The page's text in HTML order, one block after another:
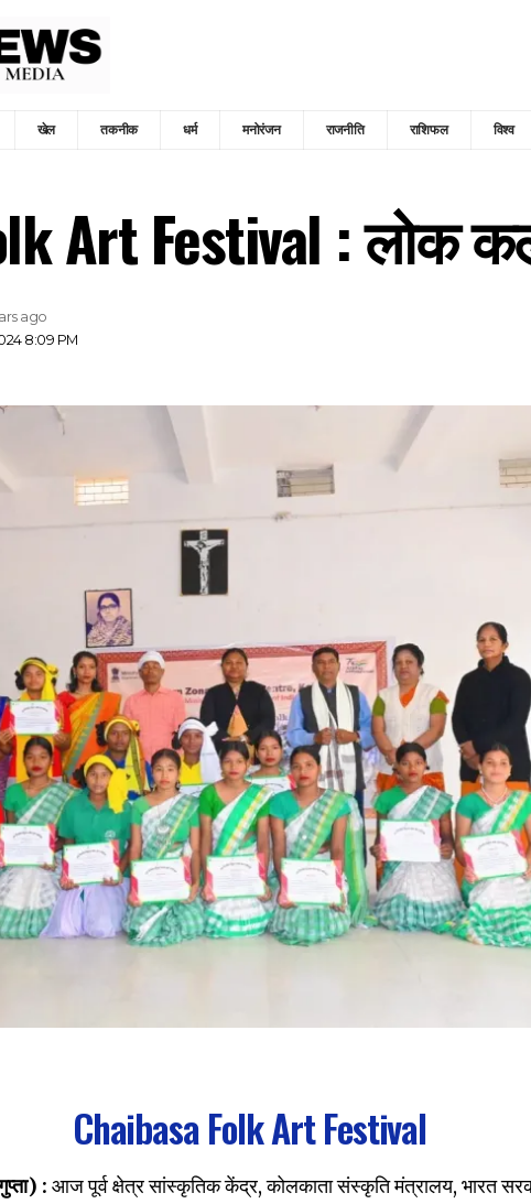
खेल तकनीक धर्म मनोरंजन राजनीति राशिफल विश्व
Art Festival : लोक
8:09 PM
ago
Chaibasa Folk Art Festival
: आज पूर्व क्षेत्र सांस्कृतिक केंद्र, कोलकाता संस्कृति मंत्रालय, भारत